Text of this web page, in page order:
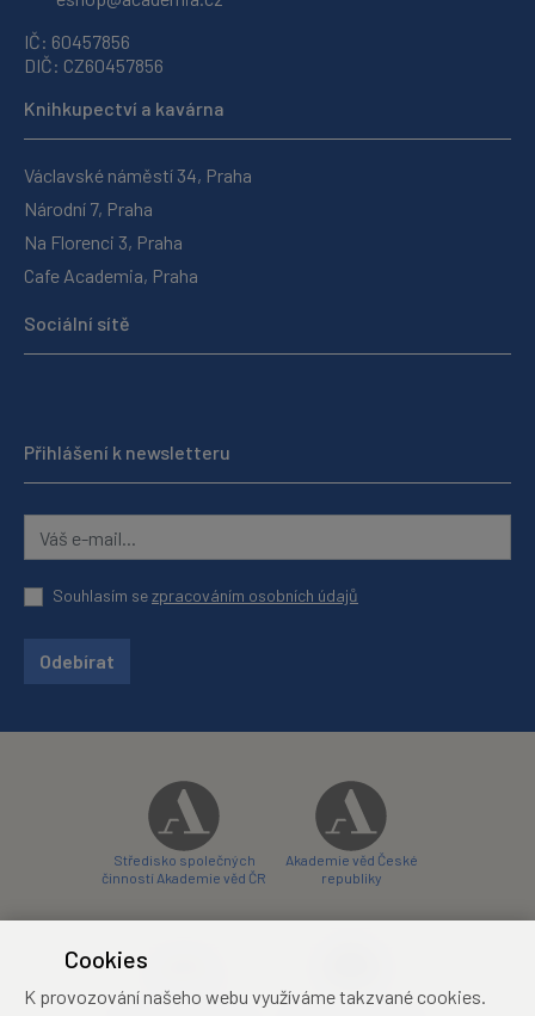
IČ: 60457856
DIČ: CZ60457856
Knihkupectví a kavárna
Václavské náměstí 34, Praha
Národní 7, Praha
Na Florenci 3, Praha
Cafe Academia, Praha
Sociální sítě
Přihlášení k newsletteru
Souhlasím sezpracováním osobních údajů
Odebírat
Středisko společných
činností Akademie věd ČR
Akademie věd České
republiky
Cookies
K provozování našeho webu využíváme takzvané cookies.